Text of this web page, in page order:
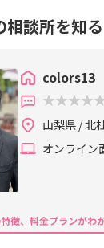
相談所を知る
colors13
山梨県 / 北
オンライン
徴、料金プランがわ